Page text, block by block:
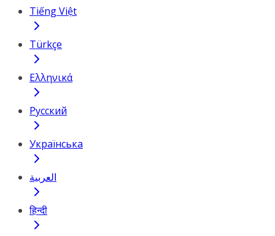
Tiếng Việt
Türkçe
Ελληνικά
Русский
Українська
العربية
हिन्दी